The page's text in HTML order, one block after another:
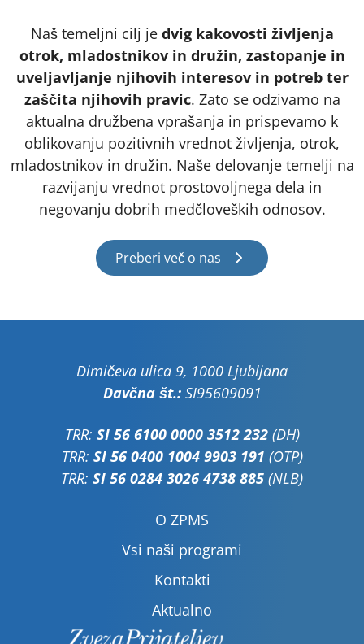
Naš temeljni cilj je dvig kakovosti življenja
otrok, mladostnikov in družin, zastopanje in
uveljavljanje njihovih interesov in potreb ter
zaščita njihovih pravic. Zato se odzivamo na
aktualna družbena vprašanja in prispevamo k
oblikovanju pozitivnih vrednot življenja, otrok,
mladostnikov in družin. Naše delovanje temelji na
razvijanju vrednot prostovoljnega dela in
negovanju dobrih medčloveških odnosov.
Preberi več o nas
Dimičeva ulica 9, 1000 Ljubljana
Davčna št.:SI95609091
TRR: SI 56 6100 0000 3512 232(DH)
TRR: SI 56 0400 1004 9903 191 (OTP)
TRR: SI 56 0284 3026 4738 885 (NLB)
O ZPMS
Vsi naši programi
Kontakti
Aktualno